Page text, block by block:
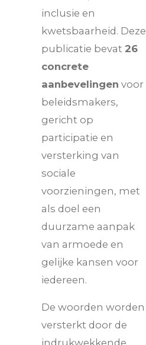
inclusie en
kwetsbaarheid. Deze
publicatie bevat 26
concrete
aanbevelingen voor
beleidsmakers,
gericht op
participatie en
versterking van
sociale
voorzieningen, met
als doel een
duurzame aanpak
van armoede en
gelijke kansen voor
iedereen.
De woorden worden
versterkt door de